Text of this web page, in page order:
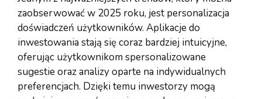
zaobserwować w 2025 roku, jest personalizacja
doświadczeń użytkowników. Aplikacje do
inwestowania stają się coraz bardziej intuicyjne,
oferując użytkownikom spersonalizowane
sugestie oraz analizy oparte na indywidualnych
preferencjach. Dzięki temu inwestorzy mogą